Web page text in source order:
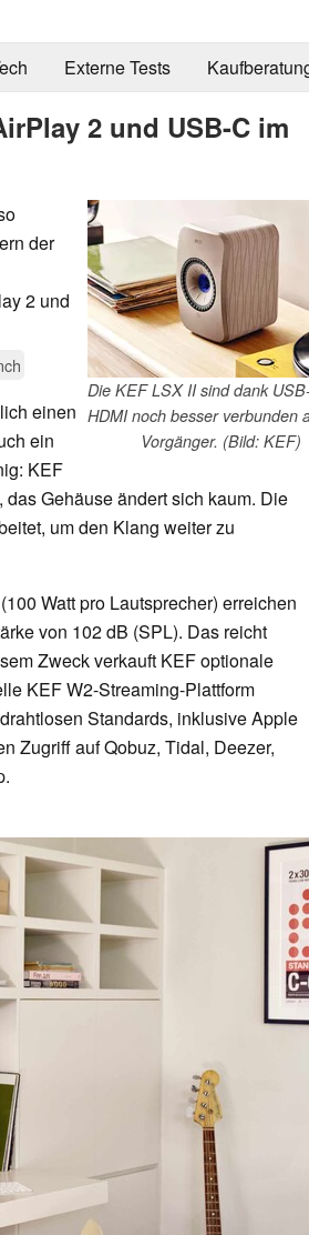
Externe Tests
2 und USB-C im
Die KEF LSX II sind dank
HDMI noch besser verbunden
Vorgänger. (Bild: KEF)
der
2 und
einen
ein
KEF
Gehäuse ändert sich kaum. Die
um den Klang weiter zu
Watt pro Lautsprecher) erreichen
von 102 dB (SPL). Das reicht
Zweck verkauft KEF optionale
KEF W2-Streaming-Plattform
Standards, inklusive Apple
Zugriff auf Qobuz, Tidal, Deezer,